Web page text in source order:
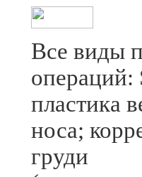
Все виды
операций:
пластика
носа;
груди